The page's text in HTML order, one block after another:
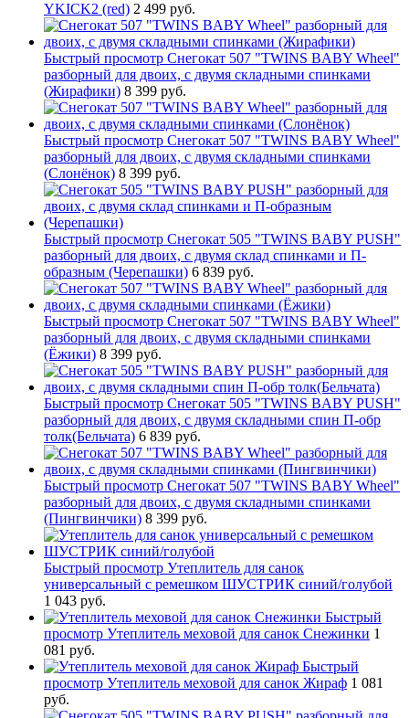
YKICK2 (red) 2 499 руб.
Быстрый просмотр Снегокат 507 "TWINS BABY Wheel"
разборный для двоих, с двумя складными спинками
(Жирафики) 8 399 руб.
Быстрый просмотр Снегокат 507 "TWINS BABY Wheel"
разборный для двоих, с двумя складными спинками
(Слонёнок) 8 399 руб.
Быстрый просмотр Снегокат 505 "TWINS BABY PUSH"
разборный для двоих, с двумя склад спинками и П-
образным (Черепашки) 6 839 руб.
Быстрый просмотр Снегокат 507 "TWINS BABY Wheel"
разборный для двоих, с двумя складными спинками
(Ёжики) 8 399 руб.
Быстрый просмотр Снегокат 505 "TWINS BABY PUSH"
разборный для двоих, с двумя складными спин П-обр
толк(Бельчата) 6 839 руб.
Быстрый просмотр Снегокат 507 "TWINS BABY Wheel"
разборный для двоих, с двумя складными спинками
(Пингвинчики) 8 399 руб.
Быстрый просмотр Утеплитель для санок
универсальный с ремешком ШУСТРИК синий/голубой
1 043 руб.
Быстрый
просмотр Утеплитель меховой для санок Снежинки 1
081 руб.
Быстрый
просмотр Утеплитель меховой для санок Жираф 1 081
руб.